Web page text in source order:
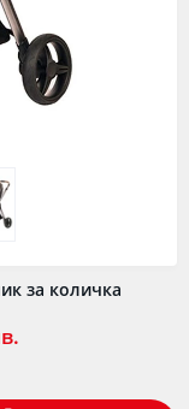
за количка